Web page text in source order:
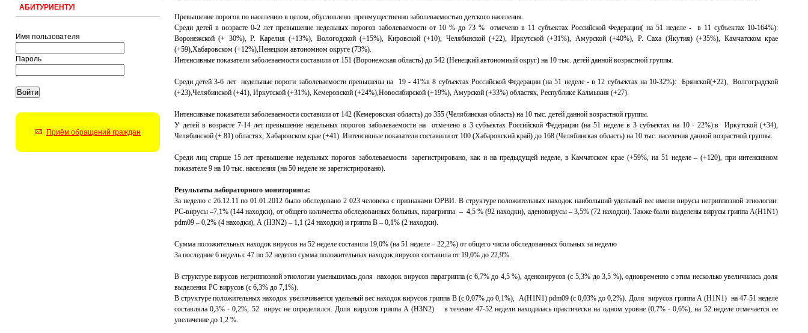
АБИТУРИЕНТУ!
Имя пользователя
Пароль
Приём обращений граждан
Превышение порогов по населению в целом, обусловлено преимущественно заболеваемостью детского населения.
Среди детей в возрасте 0-2 лет превышение недельных порогов заболеваемости от 10 % до 73 % отмечено в 11 субъектах Российской Федерации( на 51 неделе - в 11 субъектах 10-164%):
Воронежской (+ 30%), Р. Карелия (+13%), Вологодской (+15%), Кировской (+10), Челябинской (+22), Иркутской (+31%), Амурской (+40%), Р. Саха (Якутия) (+35%), Камчатском крае
(+59),Хабаровском (+12%),Ненецком автономном округе (73%).
Интенсивные показатели заболеваемости составили от 151 (Воронежская область) до 542 (Ненецкий автономный округ) на 10 тыс. детей данной возрастной группы.
Среди детей 3-6 лет недельные пороги заболеваемости превышены на 19 - 41%в 8 субъектах Российской Федерации (на 51 неделе - в 12 субъектах на 10-32%): Брянской(+22), Волгоградской
(+23),Челябинской (+41), Иркутской (+31%), Кемеровской (+24%),Новосибирской (+19%), Амурской (+33%) областях, Республике Калмыкия (+27).
Интенсивные показатели заболеваемости составили от 142 (Кемеровская область) до 355 (Челябинская область) на 10 тыс. детей данной возрастной группы.
У детей в возрасте 7-14 лет превышение недельных порогов заболеваемости на отмечено в 3 субъектах Российской Федерации (на 51 неделе в 3 субъектах на 10 - 22%):в Иркутской (+34),
Челябинской (+ 81) областях, Хабаровском крае (+41). Интенсивные показатели составили от 100 (Хабаровский край) до 168 (Челябинская область) на 10 тыс. населения данной возрастной группы.
Среди лиц старше 15 лет превышение недельных порогов заболеваемости зарегистрировано, как и на предыдущей неделе, в Камчатском крае (+59%, на 51 неделе – (+120), при интенсивном
показателе 9 на 10 тыс. населения (на 50 неделе не зарегистрировано).
Результаты лабораторного мониторинга:
За неделю с 26.12.11 по 01.01.2012 было обследовано 2 023 человека с признаками ОРВИ. В структуре положительных находок наибольший удельный вес имели вирусы негриппозной этиологии:
РС-вирусы –7,1% (144 находки), от общего количества обследованных больных, парагриппа – 4,5 % (92 находки), аденовирусы – 3,5% (72 находки). Также были выделены вирусы гриппа А(Н1N1)
pdm09 – 0,2% (4 находки), А (Н3N2) – 1,1 (24 находки) и гриппа В – 0,1% (2 находки).
Сумма положительных находок вирусов на 52 неделе составила 19,0% (на 51 неделе – 22,2%) от общего числа обследованных больных за неделю
За последние 6 недель с 47 по 52 неделю сумма положительных находок вирусов составила от 19,0% до 22,9%.
В структуре вирусов негриппозной этиологии уменьшилась доля находок вирусов парагриппа (с 6,7% до 4,5 %), аденовирусов (с 5,3% до 3,5 %), одновременно с этим несколько увеличилась доля
выделения РС вирусов (с 6,3% до 7,1%).
В структуре положительных находок увеличивается удельный вес находок вирусов гриппа В (с 0,07% до 0,1%), А(Н1N1) pdm09 (с 0,03% до 0,2%). Доля вирусов гриппа А (H1N1) на 47-51 неделе
составляла 0,3% - 0,2%, 52 вирус не определялся. Доля вирусов гриппа А (H3N2) в течение 47-52 недели находилась практически на одном уровне (0,7% - 0,6%), на 52 неделе отмечается ее
увеличение до 1,2 %.